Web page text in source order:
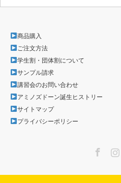
商品購入
ご注文方法
学生割・団体割について
サンプル請求
講習会のお問い合わせ
アミノズドーン誕生ヒストリー
サイトマップ
プライバシーポリシー